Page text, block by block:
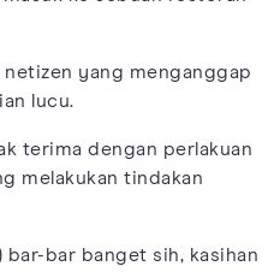
yang menganggap
lucu.
terima dengan perlakuan
melakukan tindakan
bar-bar banget sih, kasihan